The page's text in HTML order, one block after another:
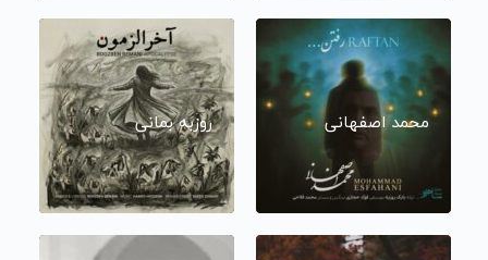
محمد اصفهانی روزبه بمانی